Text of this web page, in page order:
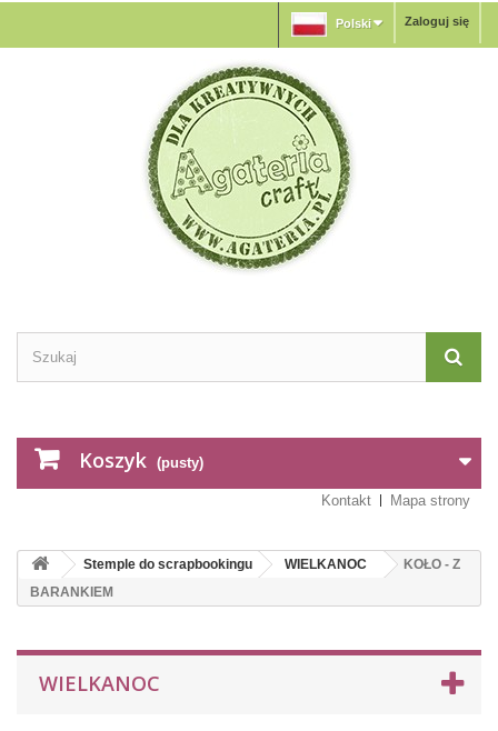
Zaloguj się
Polski
Koszyk (pusty)
Kontakt Mapa strony
Stemple do scrapbookingu WIELKANOC
KOŁO - Z
BARANKIEM
WIELKANOC